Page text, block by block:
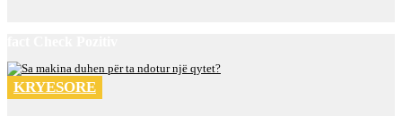
KRYESORE